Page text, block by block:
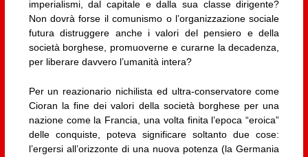
imperialismi, dal capitale e dalla sua classe dirigente?
Non dovrà forse il comunismo o l’organizzazione sociale
futura distruggere anche i valori del pensiero e della
società borghese, promuoverne e curarne la decadenza,
per liberare davvero l’umanità intera?
Per un reazionario nichilista ed ultra-conservatore come
Cioran la fine dei valori della società borghese per una
nazione come la Francia, una volta finita l’epoca “eroica”
delle conquiste, poteva significare soltanto due cose:
l’ergersi all’orizzonte di una nuova potenza (la Germania